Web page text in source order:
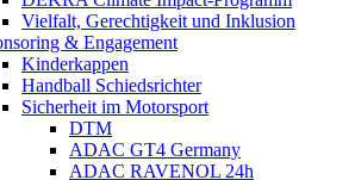
Vielfalt, Gerechtigkeit und Inklusion​
& Engagement
Kinderkappen
Handball Schiedsrichter
Sicherheit im Motorsport
DTM
ADAC GT4 Germany
ADAC RAVENOL 24h